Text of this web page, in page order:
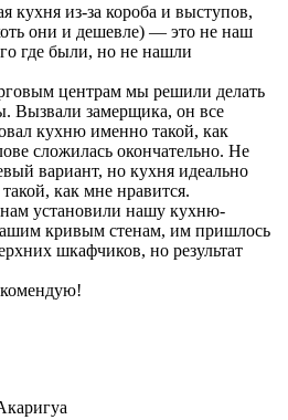
кухня из-за короба и выступов,
они и дешевле) — это не наш
где были, но не нашли
центрам мы решили делать
Вызвали замерщика, он все
кухню именно такой, как
сложилась окончательно. Не
вариант, но кухня идеально
как мне нравится.
установили нашу кухню-
кривым стенам, им пришлось
шкафчиков, но результат